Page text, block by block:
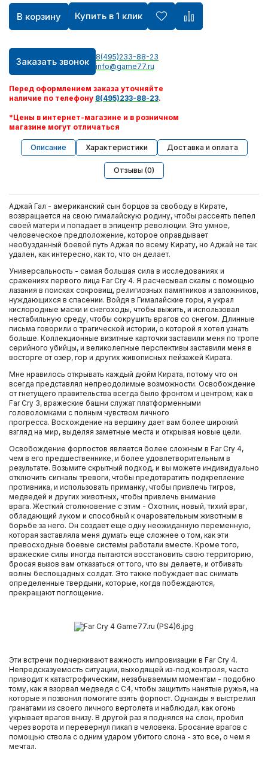
В корзину Купить в 1 клик
Заказать звонок
8(495)233-88-23
info@game77.ru
Перед оформлением заказа уточняйте
наличие по телефону 8(495)233-88-23.
*Цены в интернет-магазине и в розничном
магазине могут отличаться
Описание Характеристики Доставка и оплата
Отзывы (0)
Аджай Гал - американский сын борцов за свободу в Кирате,
возвращается на свою гималайскую родину, чтобы рассеять пепел
своей матери и попадает в эпицентр революции. Это умное,
человеческое предположение, которое оправдывает
необузданный боевой путь Аджая по всему Кирату, но Аджай не так
удален, как интересно, как то, что он делает.
Универсальность - самая большая сила в исследованиях и
сражениях первого лица Far Cry 4. Я расчесывал скалы с помощью
лазания в поисках сокровищ, религиозных памятников и заложников,
нуждающихся в спасении. Войдя в Гималайские горы, я украл
кислородные маски и снегоходы, чтобы выжить, и использовал
нестабильную среду, чтобы сокрушить врагов со снегом. Длинные
письма говорили о трагической истории, о которой я хотел узнать
больше. Коллекционные визитные карточки заставили меня по тропе
серийного убийцы, и великолепные перспективы заставили меня в
восторге от озер, гор и других живописных пейзажей Кирата.
Мне нравилось открывать каждый дюйм Кирата, потому что он
всегда представлял непреодолимые возможности. Освобождение
от гнетущего правительства всегда было фронтом и центром; как в
Far Cry 3, вражеские башни служат платформенными
головоломками с полным чувством личного
прогресса. Восхождение на вершину дает вам более широкий
взгляд на мир, выделяя заметные места и открывая новые цели.
Освобождение форпостов является более сложным в Far Cry 4,
чем в его предшественнике, и более удовлетворительным в
результате. Возьмите скрытный подход, и вы можете индивидуально
отключить сигналы тревоги, чтобы предотвратить подкрепление
противника, и использовать приманку, чтобы привлечь тигров,
медведей и других животных, чтобы привлечь внимание
врага. Жесткий столкновение с этим - Охотник, новый, тихий враг,
обладающий луком и способный к очаровательным животным в
борьбе за него. Он создает еще одну неожиданную переменную,
которая заставляла меня думать еще сложнее о том, как эти
превосходные боевые системы работали вместе. Кроме того,
вражеские силы иногда пытаются восстановить свою территорию,
бросая вызов вам отказаться от того, что вы делаете, и отбивать
волны беспощадных солдат. Это также побуждает вас снимать
определенные твердыни, которые, когда побеждаются,
прекращают поглощение.
Эти встречи подчеркивают важность импровизации в Far Cry 4.
Непредсказуемость ситуации, выходящей из-под контроля, часто
приводит к катастрофическим, незабываемым моментам - подобно
тому, как я взорвал медведя с C4, чтобы защитить нанятые ружья, на
которые я позвонил помогите взять форпост. Однажды я выстрелил
гранатами из своего личного вертолета и наблюдал, как огонь
укрывает врагов внизу. В другой раз я поднялся на слон, пробил
через ворота и перевернул пикап в человека. Бросание врагов с
помощью ствола с одним ударом убитого слона - это все, о чем я
мечтал.
Игрушки ручной работы
Шлем виртуальной реальности Oculus
Квадрокоптеры
Apple AirPods
Xbox 360
Персональный уход
Техника для дома
Внешние жесткие диски
Компьютерные гарнитуры
Ретро приставки и игры
Телевизоры
Nintendo DS
Xbox One
PlayStation 3
PlayStation Vita
PlayStation 4
Игры XBOX ONE
Игровые приставки Xbox One S
Игровые приставки Xbox One X
Игровые приставки Sony PlayStation 4 PRO
Игровые приставки Sony PlayStation 4 Slim